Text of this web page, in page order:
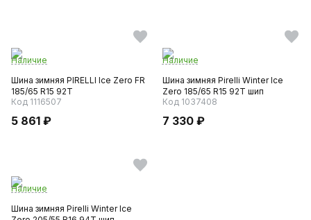
Наличие
Шина зимняя PIRELLI Ice Zero FR
185/65 R15 92T
Код 1116507
5 861 ₽
Наличие
Шина зимняя Pirelli Winter Ice
Zero 185/65 R15 92T шип
Код 1037408
7 330 ₽
Наличие
Шина зимняя Pirelli Winter Ice